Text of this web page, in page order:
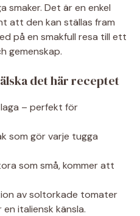
smaker. Det är en enkel
att den kan ställas fram
på en smakfull resa till ett
gemenskap.
det här receptet
– perfekt för
som gör varje tugga
som små, kommer att
av soltorkade tomater
italiensk känsla.